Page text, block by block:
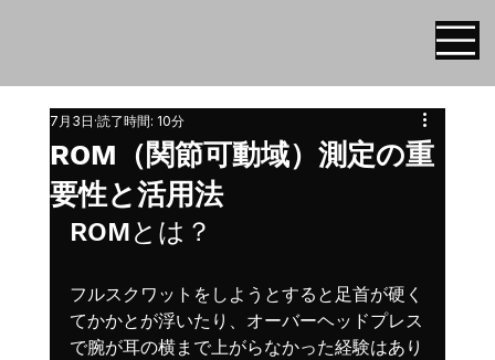
ROM（関節可動域）測定の重
要性と活用法
7月3日 読了時間: 10分
ROMとは？
フルスクワットをしようとすると足首が硬く
てかかとが浮いたり、オーバーヘッドプレス
で腕が耳の横まで上がらなかった経験はあり